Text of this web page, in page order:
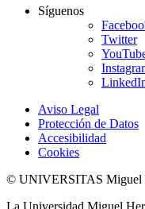
Síguenos
Twitter
Aviso Legal
Protección de Datos
Accesibilidad
Cookies
© UNIVERSITAS Miguel
La Universidad Miguel